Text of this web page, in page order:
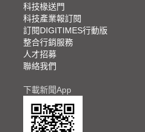
科技椽送門
科技產業報訂閱
訂閱DIGITIMES行動版
整合行銷服務
人才招募
聯絡我們
下載新聞App